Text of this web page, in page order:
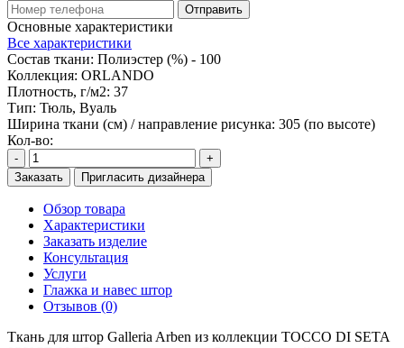
Отправить
Основные характеристики
Все характеристики
Состав ткани: Полиэстер (%) - 100
Коллекция: ORLANDO
Плотность, г/м2: 37
Тип: Тюль, Вуаль
Ширина ткани (см) / направление рисунка: 305 (по высоте)
Кол-во:
-
+
Заказать
Пригласить дизайнера
Обзор товара
Характеристики
Заказать изделие
Консультация
Услуги
Глажка и навес штор
Отзывов (0)
Ткань для штор Galleria Arben из коллекции TOCCO DI SETA